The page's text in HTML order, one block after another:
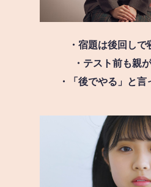
・宿題は後回し
・テスト前も親
・「後でやる」と